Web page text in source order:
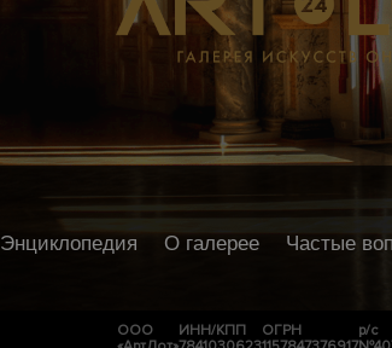
Энциклопедия О галерее Частые
ООО
ИНН/КПП
ОГРН
р/с